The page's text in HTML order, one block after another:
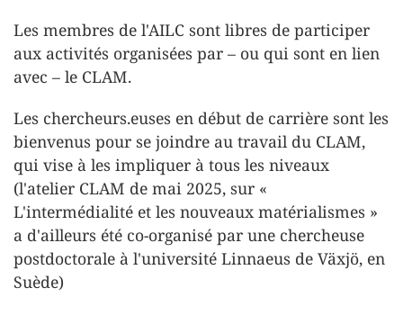
Les membres de l'AILC sont libres de participer
aux activités organisées par – ou qui sont en lien
avec – le CLAM.
Les chercheurs.euses en début de carrière sont les
bienvenus pour se joindre au travail du CLAM,
qui vise à les impliquer à tous les niveaux
(l'atelier CLAM de mai 2025, sur «
L'intermédialité et les nouveaux matérialismes »
a d'ailleurs été co-organisé par une chercheuse
postdoctorale à l'université Linnaeus de Växjö, en
Suède)